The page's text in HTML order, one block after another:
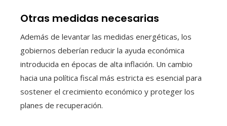
Otras medidas necesarias
Además de levantar las medidas energéticas, los
gobiernos deberían reducir la ayuda económica
introducida en épocas de alta inflación. Un cambio
hacia una política fiscal más estricta es esencial para
sostener el crecimiento económico y proteger los
planes de recuperación.